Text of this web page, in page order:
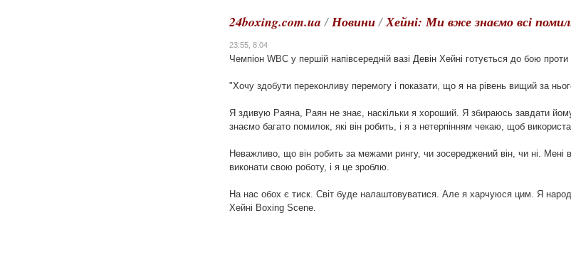
24boxing.com.ua /Новини/Хейні: Ми вже знаємо всі
23:55, 8.04
Чемпіон WBC у першій напівсередній вазі Девін Хейні готується до бою проти
"Хочу здобути переконливу перемогу і показати, що я на рівень вищий за
Я здивую Раяна, Раян не знає, наскільки я хороший. Я збираюсь завдати
знаємо багато помилок, які він робить, і я з нетерпінням чекаю, щоб
Неважливо, що він робить за межами рингу, чи зосереджений він, чи ні. Мені
виконати свою роботу, і я це зроблю.
На нас обох є тиск. Світ буде налаштовуватися. Але я харчуюся цим. Я
Хейні Boxing Scene.